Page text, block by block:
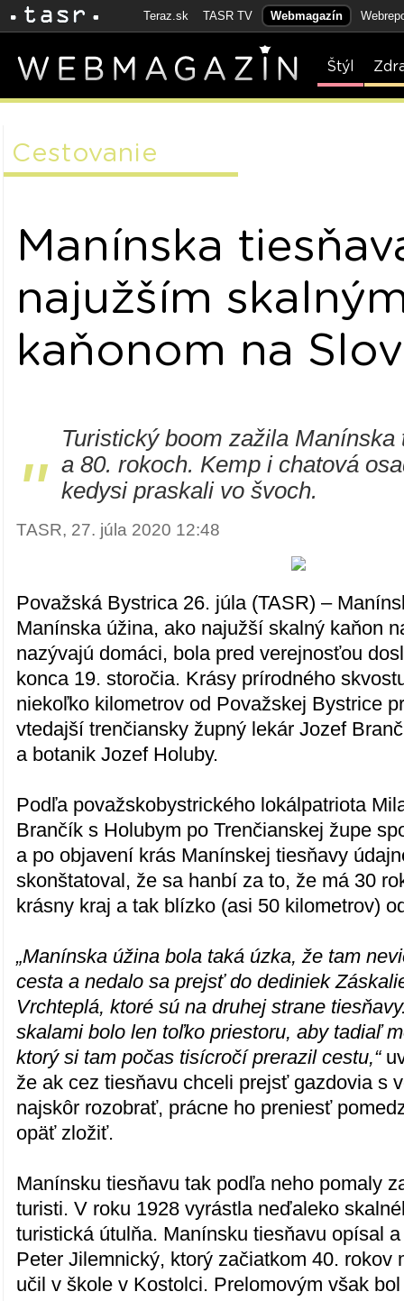
Teraz.sk TASR TV Webmagazín
Štýl
Cestovanie
Manínska
najužším
kaňonom na
"
Turistický boom zažila Manínska
a 80. rokoch. Kemp i chatová
kedysi praskali vo švoch.
TASR, 27. júla 2020 12:48
Považská Bystrica 26. júla (TASR) –
Manínska úžina, ako najužší skalný kaňon
nazývajú domáci, bola pred verejnosťou
konca 19. storočia. Krásy prírodného
niekoľko kilometrov od Považskej Bystrice
vtedajší trenčiansky župný lekár Jozef
a botanik Jozef Holuby.
Podľa považskobystrického lokálpatriota
Brančík s Holubym po Trenčianskej župe
a po objavení krás Manínskej tiesňavy
skonštatoval, že sa hanbí za to, že má 30
krásny kraj a tak blízko (asi 50 kilometrov)
„Manínska úžina bola taká úzka, že tam
cesta a nedalo sa prejsť do dediniek
Vrchteplá, ktoré sú na druhej strane
skalami bolo len toľko priestoru, aby tadiaľ
ktorý si tam počas tisícročí prerazil cestu,“
že ak cez tiesňavu chceli prejsť gazdovia s
najskôr rozobrať, prácne ho preniesť
opäť zložiť.
Manínsku tiesňavu tak podľa neho pomaly
turisti. V roku 1928 vyrástla neďaleko
turistická útulňa. Manínsku tiesňavu opísal
Peter Jilemnický, ktorý začiatkom 40. rokov
učil v škole v Kostolci. Prelomovým však